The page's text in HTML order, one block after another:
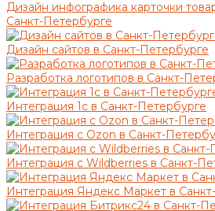
Дизайн инфографика карточки
Санкт-Петербурге
Дизайн сайтов в Санкт-Петербурге
Разработка логотипов в Санкт-
Интеграция 1с в Санкт-Петербурге
Интеграция с Ozon в Санкт-
Интеграция с Wildberries в Санкт-
Интеграция Яндекс Маркет в